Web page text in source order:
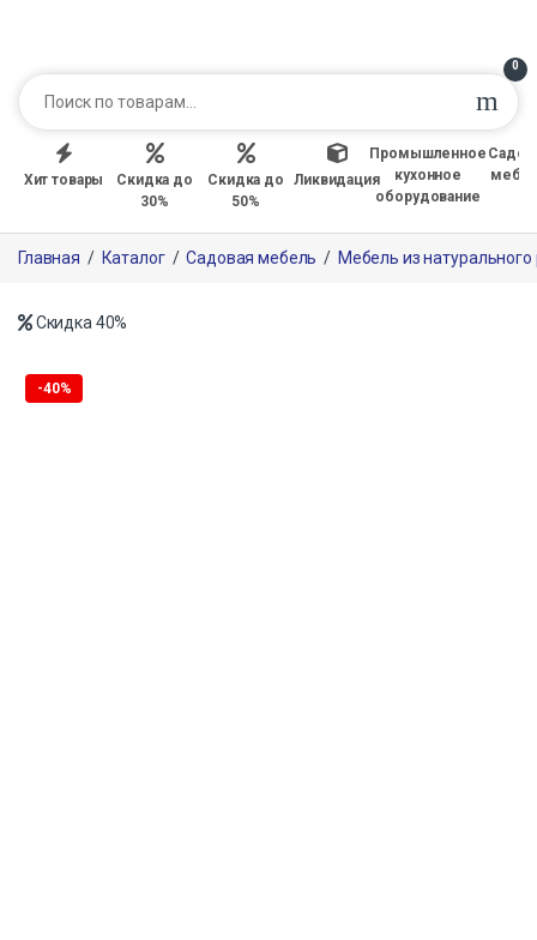
0
Хит товары
Скидка до
30%
Скидка до
50%
Ликвидация
Промышленное
кухонное
оборудование
Главная / Каталог / Садовая мебель / Мебель из натурального
Скидка 40%
-40%